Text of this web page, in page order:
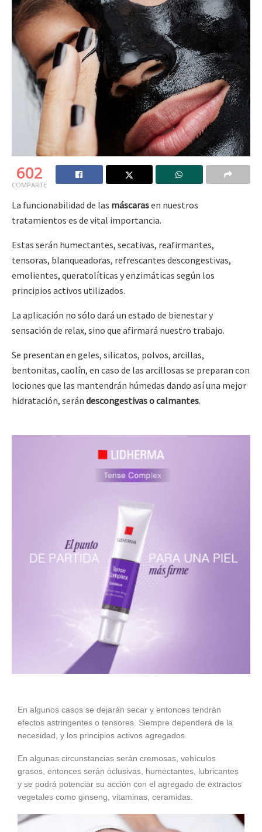
602
COMPARTE
La funcionabilidad de las máscarasen nuestros
tratamientos es de vital importancia.
Estas serán humectantes, secativas, reafirmantes,
tensoras, blanqueadoras, refrescantes descongestivas,
emolientes, queratolíticas y enzimáticas según los
principios activos utilizados.
La aplicación no sólo dará un estado de bienestar y
sensación de relax, sino que afirmará nuestro trabajo.
Se presentan en geles, silicatos, polvos, arcillas,
bentonitas, caolín, en caso de las arcillosas se preparan con
lociones que las mantendrán húmedas dando así una mejor
hidratación, serán descongestivas o calmantes.
En algunos casos se dejarán secar y entonces tendrán
efectos astringentes o tensores. Siempre dependerá de la
necesidad, y los principios activos agregados.
En algunas circunstancias serán cremosas, vehículos
grasos, entonces serán oclusivas, humectantes, lubricantes
y se podrá potenciar su acción con el agregado de extractos
vegetales como ginseng, vitaminas, ceramidas.